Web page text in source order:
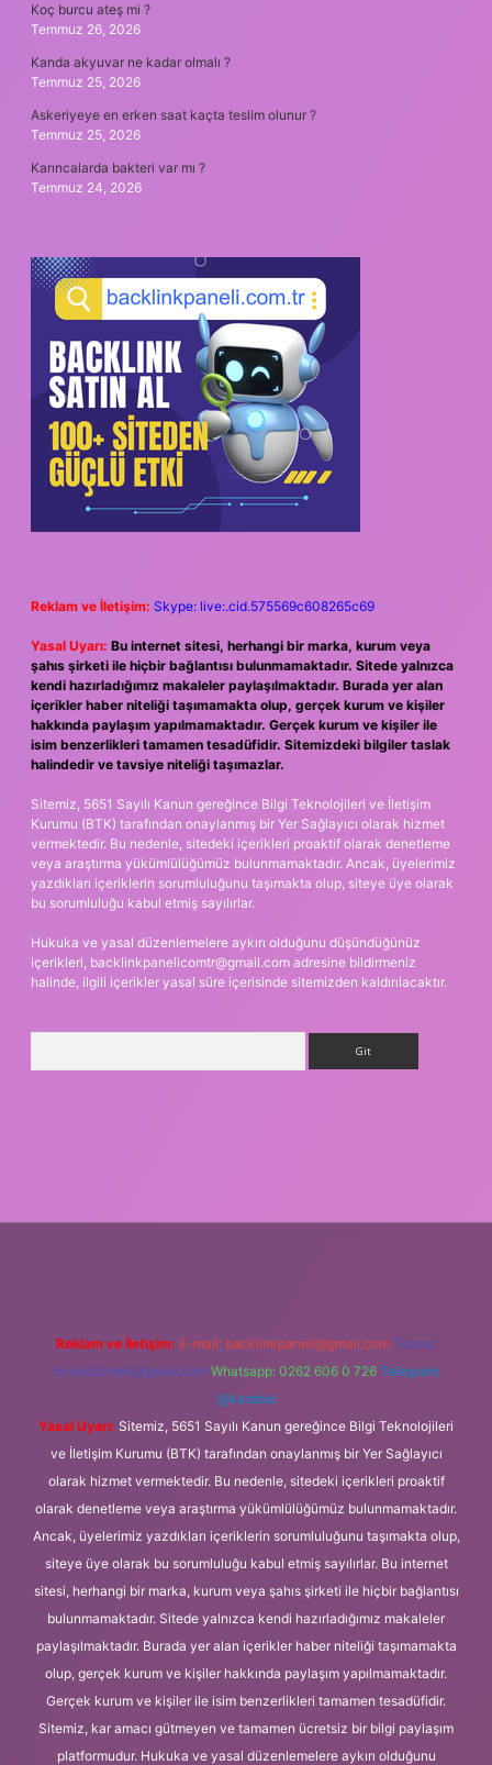
Koç burcu ateş mi ?
Temmuz 26, 2026
Kanda akyuvar ne kadar olmalı ?
Temmuz 25, 2026
Askeriyeye en erken saat kaçta teslim olunur ?
Temmuz 25, 2026
Karıncalarda bakteri var mı ?
Temmuz 24, 2026
Reklam ve İletişim: Skype: live:.cid.575569c608265c69
Yasal Uyarı: Bu internet sitesi, herhangi bir marka, kurum veya
şahıs şirketi ile hiçbir bağlantısı bulunmamaktadır. Sitede yalnızca
kendi hazırladığımız makaleler paylaşılmaktadır. Burada yer alan
içerikler haber niteliği taşımamakta olup, gerçek kurum ve kişiler
hakkında paylaşım yapılmamaktadır. Gerçek kurum ve kişiler ile
isim benzerlikleri tamamen tesadüfidir. Sitemizdeki bilgiler taslak
halindedir ve tavsiye niteliği taşımazlar.
Sitemiz, 5651 Sayılı Kanun gereğince Bilgi Teknolojileri ve İletişim
Kurumu (BTK) tarafından onaylanmış bir Yer Sağlayıcı olarak hizmet
vermektedir. Bu nedenle, sitedeki içerikleri proaktif olarak denetleme
veya araştırma yükümlülüğümüz bulunmamaktadır. Ancak, üyelerimiz
yazdıkları içeriklerin sorumluluğunu taşımakta olup, siteye üye olarak
bu sorumluluğu kabul etmiş sayılırlar.
Hukuka ve yasal düzenlemelere aykırı olduğunu düşündüğünüz
içerikleri, backlinkpanelicomtr@gmail.com adresine bildirmeniz
halinde, ilgili içerikler yasal süre içerisinde sitemizden kaldırılacaktır.
Reklam ve İletişim: E-mail: backlinkpaneli@gmail.com Teams:
forumhizmeti@gmail.com Whatsapp: 0262 606 0 726 Telegram:
@karabul
Yasal Uyarı: Sitemiz, 5651 Sayılı Kanun gereğince Bilgi Teknolojileri
ve İletişim Kurumu (BTK) tarafından onaylanmış bir Yer Sağlayıcı
olarak hizmet vermektedir. Bu nedenle, sitedeki içerikleri proaktif
olarak denetleme veya araştırma yükümlülüğümüz bulunmamaktadır.
Ancak, üyelerimiz yazdıkları içeriklerin sorumluluğunu taşımakta olup,
siteye üye olarak bu sorumluluğu kabul etmiş sayılırlar. Bu internet
sitesi, herhangi bir marka, kurum veya şahıs şirketi ile hiçbir bağlantısı
bulunmamaktadır. Sitede yalnızca kendi hazırladığımız makaleler
paylaşılmaktadır. Burada yer alan içerikler haber niteliği taşımamakta
olup, gerçek kurum ve kişiler hakkında paylaşım yapılmamaktadır.
Gerçek kurum ve kişiler ile isim benzerlikleri tamamen tesadüfidir.
Sitemiz, kar amacı gütmeyen ve tamamen ücretsiz bir bilgi paylaşım
platformudur. Hukuka ve yasal düzenlemelere aykırı olduğunu